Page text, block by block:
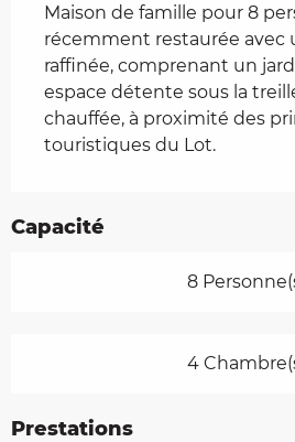
Maison de famille pour 8
récemment restaurée avec
raffinée, comprenant un
espace détente sous la
chauffée, à proximité des
touristiques du Lot.
Capacité
8
4
Prestations